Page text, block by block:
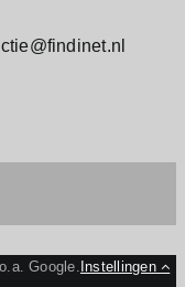
Google. Instellingen